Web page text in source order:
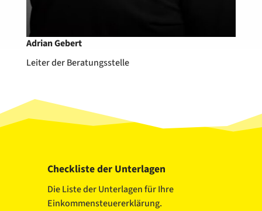
Adrian Gebert
Leiter der Beratungsstelle
Checkliste der Unterlagen
Die Liste der Unterlagen für Ihre
Einkommensteuererklärung.